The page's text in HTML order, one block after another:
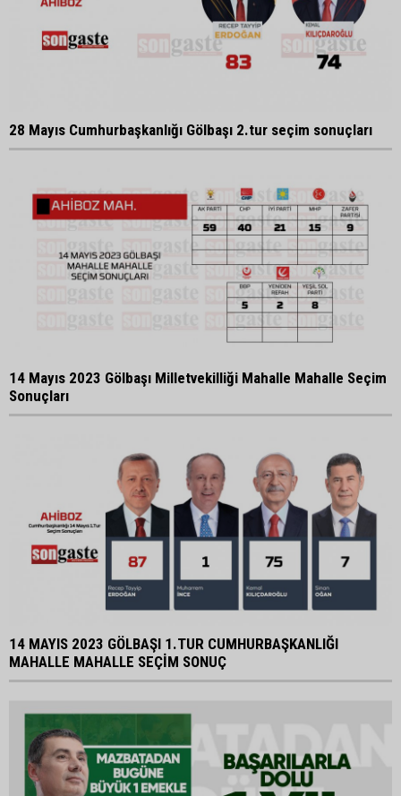
28 Mayıs Cumhurbaşkanlığı Gölbaşı 2.tur seçim sonuçları
14 Mayıs 2023 Gölbaşı Milletvekilliği Mahalle Mahalle Seçim
Sonuçları
14 MAYIS 2023 GÖLBAŞI 1.TUR CUMHURBAŞKANLIĞI
MAHALLE MAHALLE SEÇİM SONUÇ